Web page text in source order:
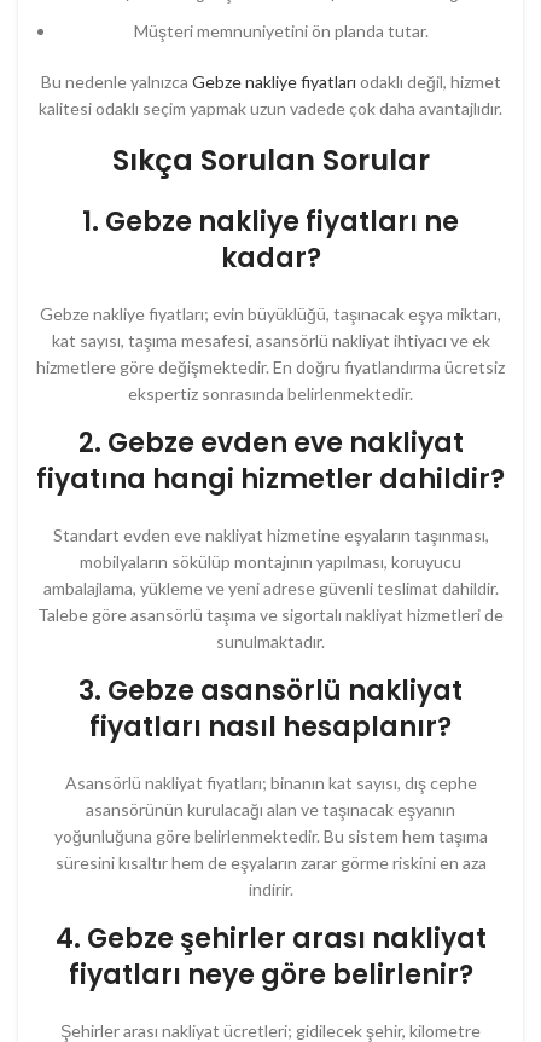
Müşteri memnuniyetini ön planda tutar.
Bu nedenle yalnızca Gebze nakliye fiyatları odaklı değil, hizmet
kalitesi odaklı seçim yapmak uzun vadede çok daha avantajlıdır.
Sıkça Sorulan Sorular
1. Gebze nakliye fiyatları ne
kadar?
Gebze nakliye fiyatları; evin büyüklüğü, taşınacak eşya miktarı,
kat sayısı, taşıma mesafesi, asansörlü nakliyat ihtiyacı ve ek
hizmetlere göre değişmektedir. En doğru fiyatlandırma ücretsiz
ekspertiz sonrasında belirlenmektedir.
2. Gebze evden eve nakliyat
fiyatına hangi hizmetler dahildir?
Standart evden eve nakliyat hizmetine eşyaların taşınması,
mobilyaların sökülüp montajının yapılması, koruyucu
ambalajlama, yükleme ve yeni adrese güvenli teslimat dahildir.
Talebe göre asansörlü taşıma ve sigortalı nakliyat hizmetleri de
sunulmaktadır.
3. Gebze asansörlü nakliyat
fiyatları nasıl hesaplanır?
Asansörlü nakliyat fiyatları; binanın kat sayısı, dış cephe
asansörünün kurulacağı alan ve taşınacak eşyanın
yoğunluğuna göre belirlenmektedir. Bu sistem hem taşıma
süresini kısaltır hem de eşyaların zarar görme riskini en aza
indirir.
4. Gebze şehirler arası nakliyat
fiyatları neye göre belirlenir?
Şehirler arası nakliyat ücretleri; gidilecek şehir, kilometre